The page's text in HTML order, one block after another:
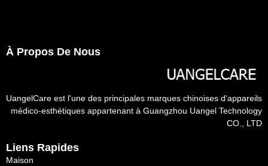
À Propos De Nous
UangelCare est l'une des principales marques chinoises d'appareils
médico-esthétiques appartenant à Guangzhou Uangel Technology
CO., LTD
Liens Rapides
Maison